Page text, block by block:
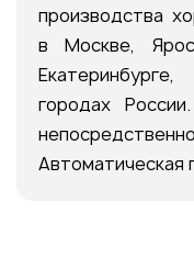
производства
в Москве,
городах
Автоматическая